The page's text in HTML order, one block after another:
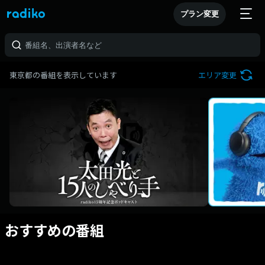
プラン変更
東京都の番組を表示しています エリア変更
おすすめの番組